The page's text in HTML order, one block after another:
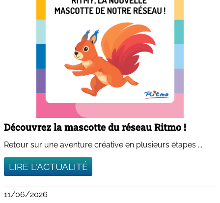
Découvrez la mascotte du réseau Ritmo !
Retour sur une aventure créative en plusieurs étapes ...
LIRE L'ACTUALITÉ
11/06/2026